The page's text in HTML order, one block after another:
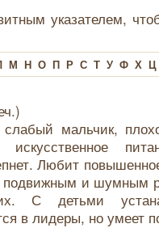
указателем,
М Н О П Р С Т У Ф Х Ц
мальчик,
Любит
подвижным и шумным
С детьми
в лидеры, но умеет